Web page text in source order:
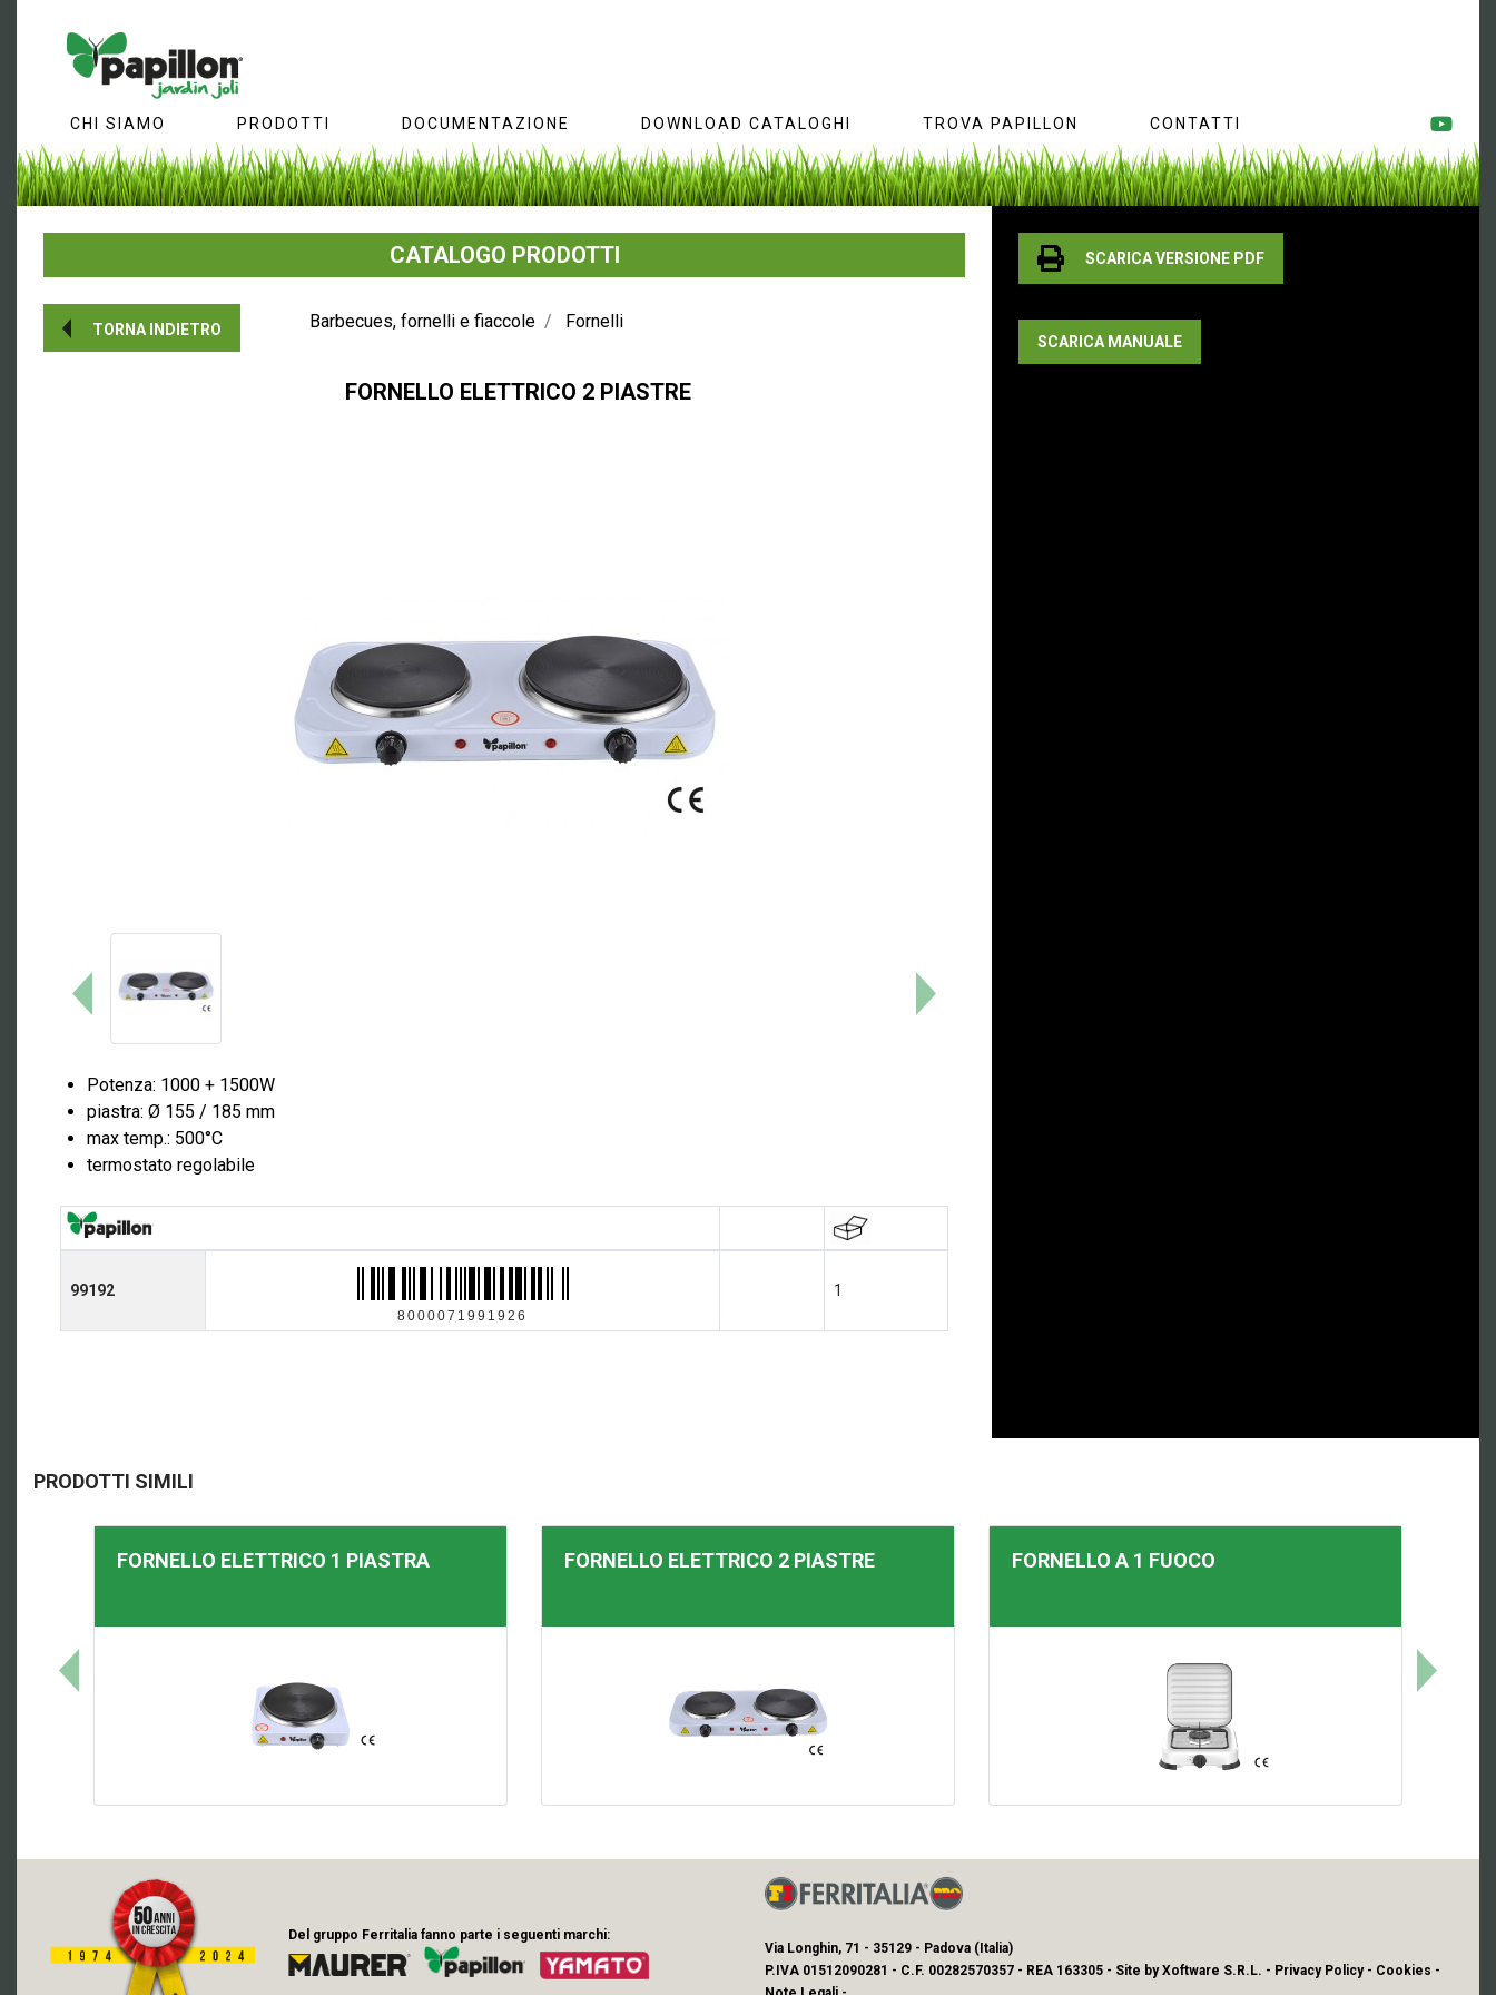
CHI SIAMO PRODOTTI DOCUMENTAZIONE DOWNLOAD CATALOGHI TROVA PAPILLON CONTATTI
CATALOGO PRODOTTI
TORNA INDIETRO Barbecues, fornelli e fiaccole Fornelli
FORNELLO ELETTRICO 2 PIASTRE
Potenza: 1000 + 1500W
piastra: Ø 155 / 185 mm
max temp.: 500°C
termostato regolabile
99192
8000071991926
1
SCARICA VERSIONE PDF
SCARICA MANUALE
PRODOTTI SIMILI
FORNELLO ELETTRICO 1 PIASTRA FORNELLO ELETTRICO 2 PIASTRE FORNELLO A 1 FUOCO
Via Longhin, 71 - 35129 - Padova (Italia)
P.IVA 01512090281 - C.F. 00282570357 - REA 163305 - Site byXoftware S.R.L. - Privacy Policy- Cookies -
Del gruppo Ferritalia fanno parte i seguenti marchi: